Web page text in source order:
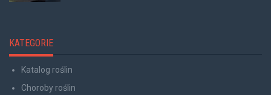
KATEGORIE
Katalog roślin
Choroby roślin